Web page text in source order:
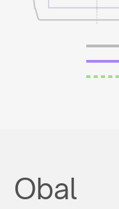
Obal